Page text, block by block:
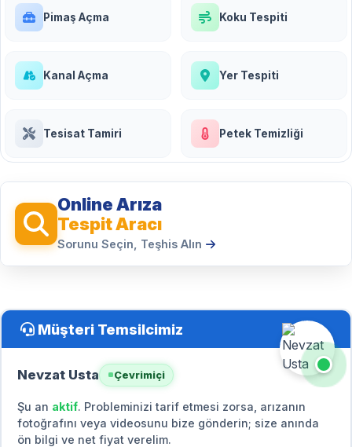
Pimaş Açma Koku Tespiti
Kanal Açma Yer Tespiti
Tesisat Tamiri Petek Temizliği
Online Arıza
Tespit Aracı
Sorunu Seçin, Teşhis Alın
Müşteri Temsilcimiz
Nevzat Usta Çevrimiçi
Şu an aktif. Probleminizi tarif etmesi zorsa, arızanın
fotoğrafını veya videosunu bize gönderin; size anında
ön bilgi ve net fiyat verelim.